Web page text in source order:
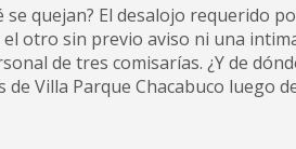
se quejan? El desalojo requerido
otro sin previo aviso ni una
de tres comisarías. ¿Y de
de Villa Parque Chacabuco luego